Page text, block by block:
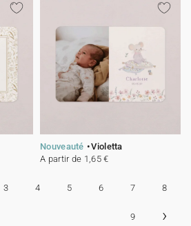
Nouveauté
Violetta
A partir de 1,65 €
3 4 5 6 7 8
9 ›